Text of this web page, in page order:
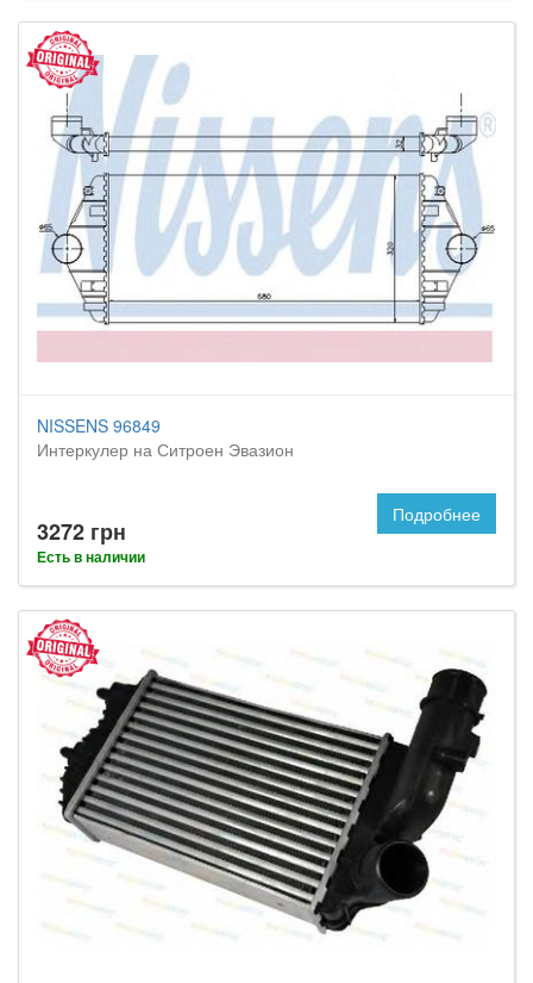
NISSENS 96849
Интеркулер на Ситроен Эвазион
3272 грн
Есть в наличии
Подробнее